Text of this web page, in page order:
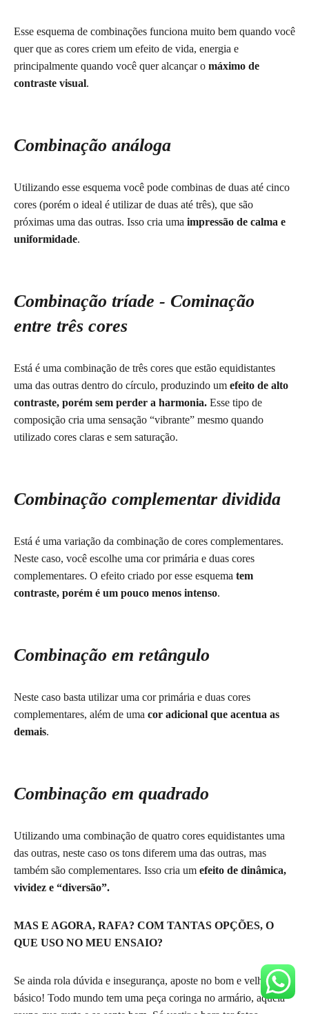
Esse esquema de combinações funciona muito bem quando você
quer que as cores criem um efeito de vida, energia e
principalmente quando você quer alcançar o máximo de
contraste visual.
Combinação análoga
Utilizando esse esquema você pode combinas de duas até cinco
cores (porém o ideal é utilizar de duas até três), que são
próximas uma das outras. Isso cria uma impressão de calma e
uniformidade.
Combinação tríade - Cominação
entre três cores
Está é uma combinação de três cores que estão equidistantes
uma das outras dentro do círculo, produzindo um efeito de alto
contraste, porém sem perder a harmonia. Esse tipo de
composição cria uma sensação “vibrante” mesmo quando
utilizado cores claras e sem saturação.
Combinação complementar dividida
Está é uma variação da combinação de cores complementares.
Neste caso, você escolhe uma cor primária e duas cores
complementares. O efeito criado por esse esquema tem
contraste, porém é um pouco menos intenso.
Combinação em retângulo
Neste caso basta utilizar uma cor primária e duas cores
complementares, além de uma cor adicional que acentua as
demais.
Combinação em quadrado
Utilizando uma combinação de quatro cores equidistantes uma
das outras, neste caso os tons diferem uma das outras, mas
também são complementares. Isso cria um efeito de dinâmica,
vividez e “diversão”.
MAS E AGORA, RAFA? COM TANTAS OPÇÕES, O
QUE USO NO MEU ENSAIO?
Se ainda rola dúvida e insegurança, aposte no bom e velho
básico! Todo mundo tem uma peça coringa no armário, aquela